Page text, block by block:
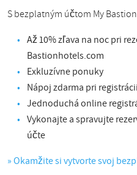
S bezplatným účtom My
Až 10% zľava na noc pri
Bastionhotels.com
Exkluzívne ponuky
Nápoj zdarma pri registrácii
Jednoduchá online
Vykonajte a spravujte
účte
» Okamžite si vytvorte svoj